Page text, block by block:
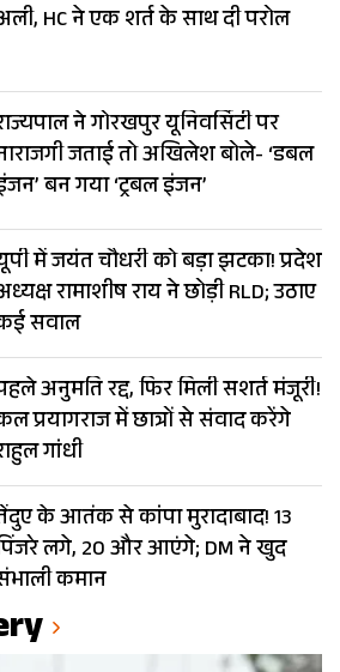
HC ने एक शर्त के साथ दी परोल
ने गोरखपुर यूनिवर्सिटी पर
जताई तो अखिलेश बोले- ‘डबल
बन गया ‘ट्रबल इंजन’
में जयंत चौधरी को बड़ा झटका! प्रदेश
रामाशीष राय ने छोड़ी RLD; उठाए
सवाल
अनुमति रद्द, फिर मिली सशर्त मंजूरी!
प्रयागराज में छात्रों से संवाद करेंगे
गांधी
के आतंक से कांपा मुरादाबाद! 13
लगे, 20 और आएंगे; DM ने खुद
कमान